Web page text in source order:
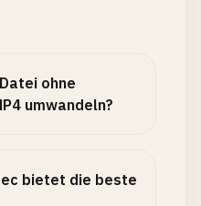
ohne
umwandeln?
bietet die beste